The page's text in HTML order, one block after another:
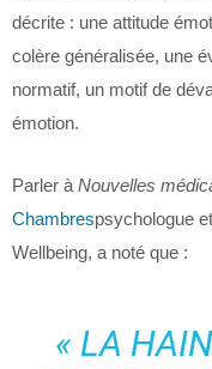
décrite : une attitude
colère généralisée, une
normatif, un motif de
émotion.
Parler à Nouvelles
Chambrespsychologue
Wellbeing, a noté que :
« LA